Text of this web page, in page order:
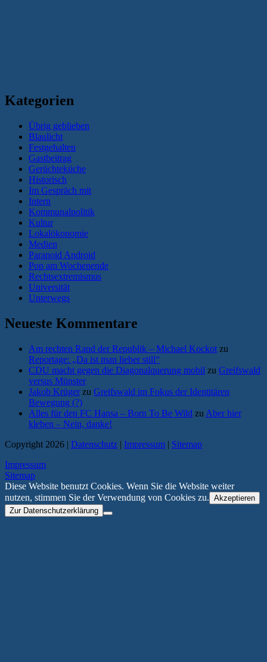
Kategorien
Übrig geblieben
Blaulicht
Festgehalten
Gastbeitrag
Gerüchteküche
Historisch
Im Gespräch mit
Intern
Kommunalpolitik
Kultur
Lokalökonomie
Medien
Paranoid Android
Pop am Wochenende
Rechtsextremismus
Universität
Unterwegs
Neueste Kommentare
Am rechten Rand der Republik – Michael Kockot zu
Reportage: „Da ist man lieber still“
CDU macht gegen die Diagonalquerung mobil zu Greifswald
versus Münster
Jakob Krüger zu Greifswald im Fokus der Identitären
Bewegung (?)
Alles für den FC Hansa – Born To Be Wild zu Aber hier
kleben – Nein, danke!
Copyright 2026 | Datenschutz | Impressum | Sitemap
Impressum
Sitemap
Diese Website benutzt Cookies. Wenn Sie die Website weiter
nutzen, stimmen Sie der Verwendung von Cookies zu. Akzeptieren
Zur Datenschutzerklärung